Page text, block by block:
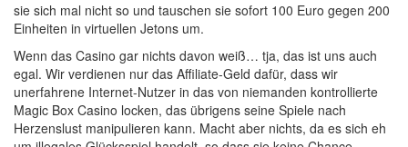
sie sich mal nicht so und tauschen sie sofort 100 Euro gegen 200
Einheiten in virtuellen Jetons um.
Wenn das Casino gar nichts davon weiß… tja, das ist uns auch
egal. Wir verdienen nur das Affiliate-Geld dafür, dass wir
unerfahrene Internet-Nutzer in das von niemanden kontrollierte
Magic Box Casino locken, das übrigens seine Spiele nach
Herzenslust manipulieren kann. Macht aber nichts, da es sich eh